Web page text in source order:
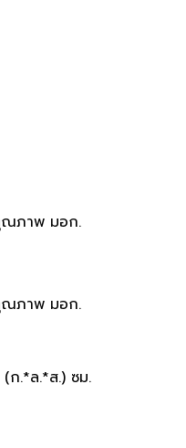
ณภาพ มอก.
ณภาพ มอก.
.*ล.*ส.) ซม.